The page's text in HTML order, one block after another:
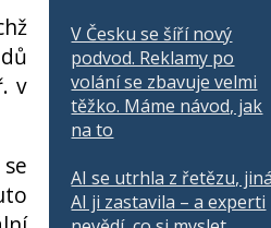
V Česku se šíří nový
podvod. Reklamy po
volání se zbavuje velmi
těžko. Máme návod, jak
na to
AI se utrhla z řetězu, jiná
AI ji zastavila – a experti
v